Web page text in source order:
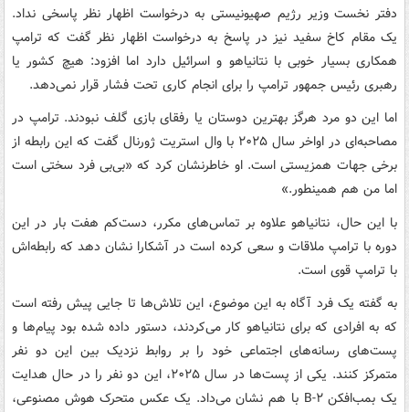
دفتر نخست وزیر رژیم صهیونیستی به درخواست اظهار نظر پاسخی نداد.
یک مقام کاخ سفید نیز در پاسخ به درخواست اظهار نظر گفت که ترامپ
همکاری بسیار خوبی با نتانیاهو و اسرائیل دارد اما افزود: هیچ کشور یا
رهبری رئیس جمهور ترامپ را برای انجام کاری تحت فشار قرار نمی‌دهد.
اما این دو مرد هرگز بهترین دوستان یا رفقای بازی گلف نبودند. ترامپ در
مصاحبه‌ای در اواخر سال ۲۰۲۵ با وال استریت ژورنال گفت که این رابطه از
برخی جهات همزیستی است. او خاطرنشان کرد که «بی‌بی فرد سختی است
اما من هم همینطور.»
با این حال، نتانیاهو علاوه بر تماس‌های مکرر، دست‌کم هفت بار در این
دوره با ترامپ ملاقات و سعی کرده است در آشکارا نشان دهد که رابطه‌اش
با ترامپ قوی است.
به گفته یک فرد آگاه به این موضوع، این تلاش‌ها تا جایی پیش رفته است
که به افرادی که برای نتانیاهو کار می‌کردند، دستور داده شده بود پیام‌ها و
پست‌های رسانه‌های اجتماعی خود را بر روابط نزدیک بین این دو نفر
متمرکز کنند. یکی از پست‌ها در سال ۲۰۲۵، این دو نفر را در حال هدایت
یک بمب‌افکن B-۲ با هم نشان می‌داد. یک عکس متحرک هوش مصنوعی،